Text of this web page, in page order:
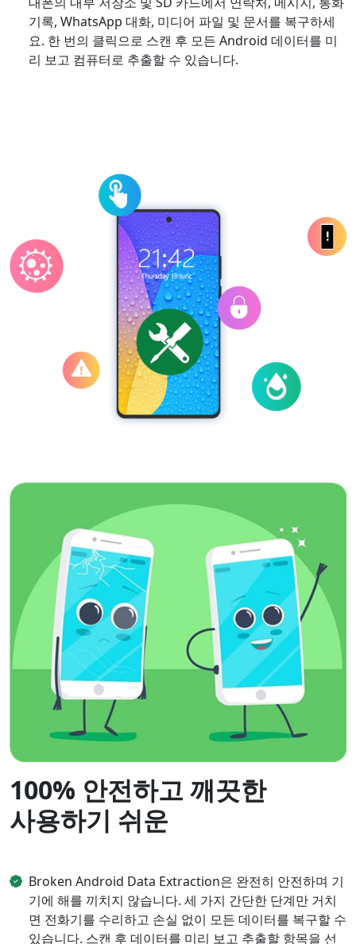
기록, WhatsApp 대화, 미디어 파일 및 문서를 복구하세
요. 한 번의 클릭으로 스캔 후 모든 Android 데이터를 미
리 보고 컴퓨터로 추출할 수 있습니다.
100% 안전하고 깨끗한
사용하기 쉬운
Broken Android Data Extraction은 완전히 안전하며 기
기에 해를 끼치지 않습니다. 세 가지 간단한 단계만 거치
면 전화기를 수리하고 손실 없이 모든 데이터를 복구할 수
있습니다. 스캔 후 데이터를 미리 보고 추출할 항목을 선